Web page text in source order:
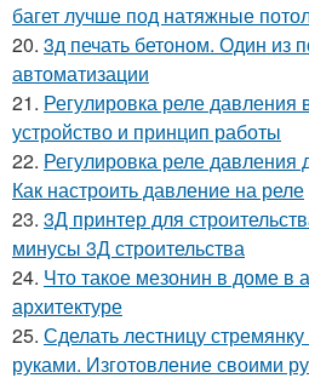
багет лучше под натяжные
20. 3д печать бетоном. Один из
автоматизации
21. Регулировка реле
устройство и принцип работы
22. Регулировка реле давления
Как настроить давление на реле
23. 3Д принтер для
минусы 3Д строительства
24. Что такое мезонин в доме в
архитектуре
25. Сделать лестницу
руками. Изготовление своими